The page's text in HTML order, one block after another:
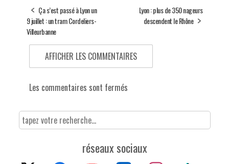
Ça s’est passé à Lyon un
9 juillet : un tram Cordeliers-
Villeurbanne
Lyon : plus de 350 nageurs
descendent le Rhône
AFFICHER LES COMMENTAIRES
Les commentaires sont fermés
réseaux sociaux